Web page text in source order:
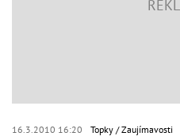
16.3.2010 16:20 Topky Zaujímavosti